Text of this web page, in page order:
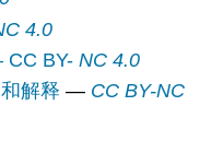
4.0
13.3：活动 2-美国时间之队报道-Range Creek — CC BY- NC 4.0
解释 — CC BY-NC